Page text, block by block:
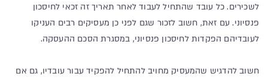
לשכירים. כל עובד שהתחיל לעבוד לאחר תאריך זה זכאי לחיסכון
פנסיוני. עם זאת, חשוב לזכור שגם לפני כן מעסיקים רבים העניקו
לעובדיהם הפקדות לחיסכון פנסיוני, במסגרת הסכם ההעסקה.
חשוב להדגיש שהמעסיק מחויב להתחיל להפקיד עבור עובדיו, גם אם